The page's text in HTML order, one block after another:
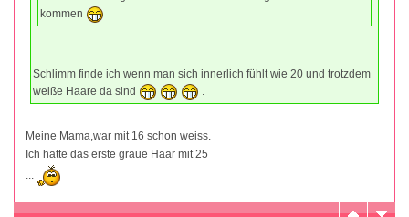
kommen
Schlimm finde ich wenn man sich innerlich fühlt wie 20 und trotzdem
weiße Haare da sind
.
Meine Mama,war mit 16 schon weiss.
Ich hatte das erste graue Haar mit 25